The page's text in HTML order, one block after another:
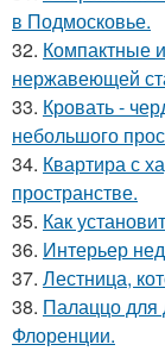
в Подмосковье.
32. Компактные
нержавеющей
33. Кровать -
небольшого
34. Квартира с
пространстве.
35. Как
36. Интерьер
37. Лестница,
38. Палаццо для
Флоренции.